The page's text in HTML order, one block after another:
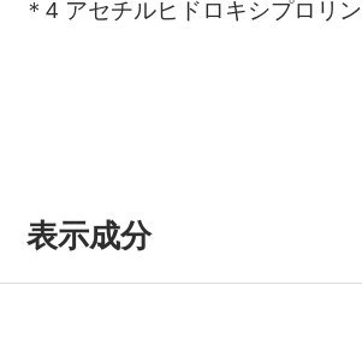
＊4 アセチルヒドロキシプロリン
表示成分